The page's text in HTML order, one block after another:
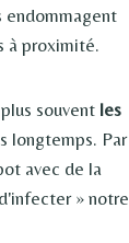
endommagent
à proximité.
souvent les
longtemps. Par
avec de la
» notre